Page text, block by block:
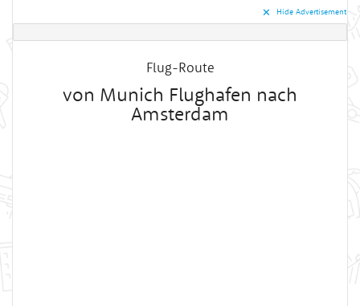
✕︎ Hide Advertisement
Flug-Route
von Munich Flughafen nach
Amsterdam